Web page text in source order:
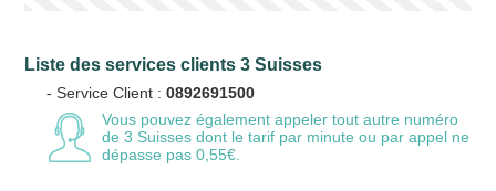
Liste des services clients 3 Suisses
- Service Client :0892691500
Vous pouvez également appeler tout autre numéro
de 3 Suisses dont le tarif par minute ou par appel ne
dépasse pas 0,55€.